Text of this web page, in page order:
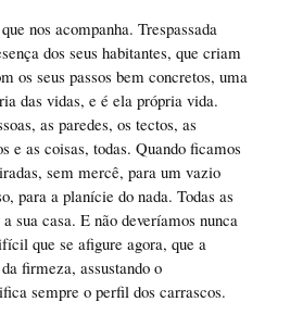
nos acompanha. Trespassada
dos seus habitantes, que criam
os seus passos bem concretos, uma
das vidas, e é ela própria vida.
as paredes, os tectos, as
e as coisas, todas. Quando ficamos
sem mercê, para um vazio
para a planície do nada. Todas as
sua casa. E não deveríamos nunca
que se afigure agora, que a
firmeza, assustando o
sempre o perfil dos carrascos.